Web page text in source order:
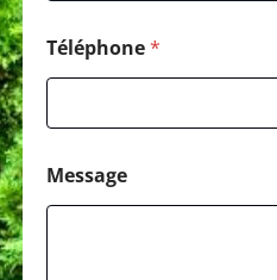
Téléphone*
Message